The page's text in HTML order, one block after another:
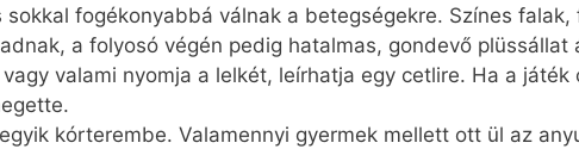
sokkal fogékonyabbá válnak a betegségekre. Színes
a folyosó végén pedig hatalmas, gondevő
valami nyomja a lelkét, leírhatja egy cetlire. Ha a
kórterembe. Valamennyi gyermek mellett ott ül az